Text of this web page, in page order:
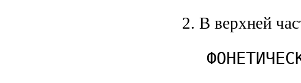
2. В верхней